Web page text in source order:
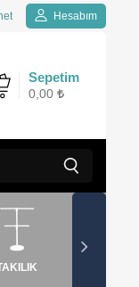
Hesabım
Sepetim
0,00